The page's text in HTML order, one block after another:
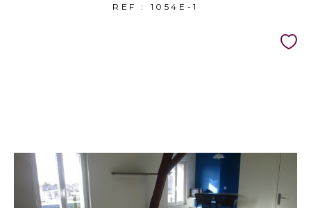
REF : 1054E-1